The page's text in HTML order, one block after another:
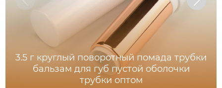
3.5 г круглый поворотный помада трубки
бальзам для губ пустой оболочки
трубки оптом